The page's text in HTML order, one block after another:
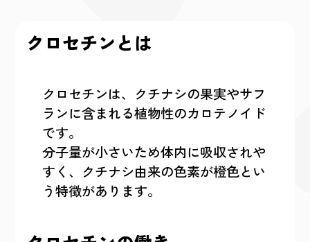
クロセチンとは
クロセチンは、クチナシの果実やサフ
ランに含まれる植物性のカロテノイド
です。
分子量が小さいため体内に吸収されや
すく、クチナシ由来の色素が橙色とい
う特徴があります。